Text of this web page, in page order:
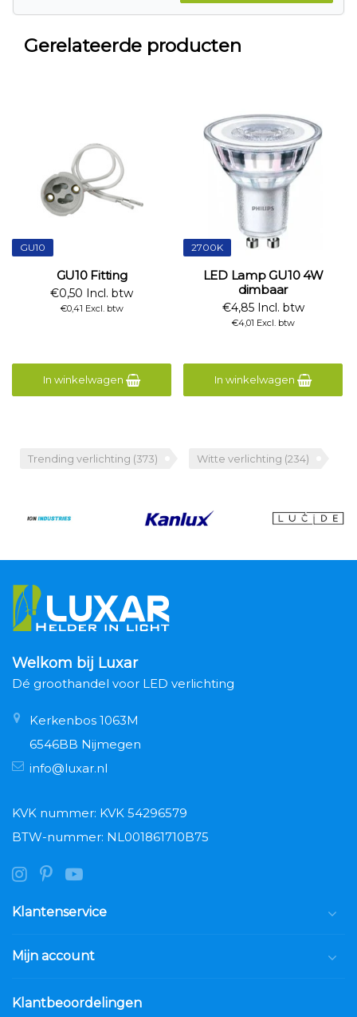
Gerelateerde producten
GU10
GU10 Fitting
€0,50 Incl. btw
€0,41 Excl. btw
In winkelwagen
2700K
LED Lamp GU10 4W
dimbaar
€4,85 Incl. btw
€4,01 Excl. btw
In winkelwagen
Trending verlichting (373) Witte verlichting (234)
Welkom bij Luxar
Dé groothandel voor LED verlichting
Kerkenbos 1063M
6546BB Nijmegen
info@luxar.nl
KVK nummer: KVK 54296579
BTW-nummer: NL001861710B75
Klantenservice
Mijn account
Klantbeoordelingen